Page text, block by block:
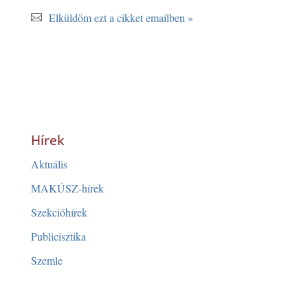
Elküldöm ezt a cikket emailben »
Hírek
Aktuális
MAKÚSZ-hírek
Szekcióhírek
Publicisztika
Szemle